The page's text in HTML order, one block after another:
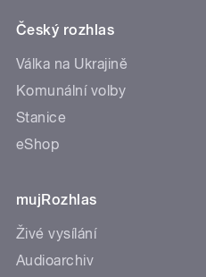
Český rozhlas
Válka na Ukrajině
Komunální volby
Stanice
eShop
mujRozhlas
Živé vysílání
Audioarchiv